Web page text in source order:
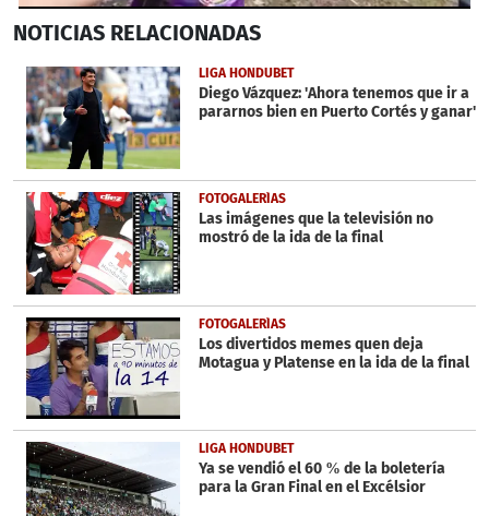
seconds
4
minutes,
49
seconds
NOTICIAS RELACIONADAS
LIGA HONDUBET
Diego Vázquez: 'Ahora tenemos que ir a
pararnos bien en Puerto Cortés y ganar'
FOTOGALERÍAS
Las imágenes que la televisión no
mostró de la ida de la final
FOTOGALERÍAS
Los divertidos memes quen deja
Motagua y Platense en la ida de la final
LIGA HONDUBET
Ya se vendió el 60 % de la boletería
para la Gran Final en el Excélsior